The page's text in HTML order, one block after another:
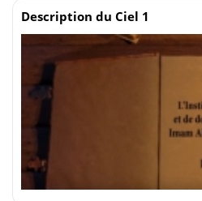
Description du Ciel 1